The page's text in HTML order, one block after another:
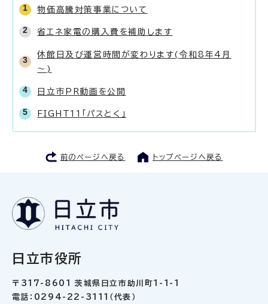
物価高騰対策事業について
省エネ家電の購入費を補助します
休館日及び運営時間が変わります(令和8年4月
～)
日立市PR動画を公開
FIGHT11「パスとく」
前のページへ戻る トップページへ戻る
日立市役所
〒317-8601 茨城県日立市助川町1-1-1
電話：0294-22-3111（代表）